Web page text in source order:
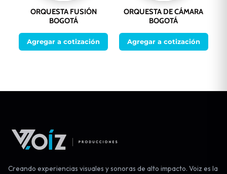
ORQUESTA FUSIÓN
BOGOTÁ
Agregar a cotización
ORQUESTA DE CÁMARA
BOGOTÁ
Agregar a cotización
Creando experiencias visuales y sonoras de alto impacto. Voiz es la